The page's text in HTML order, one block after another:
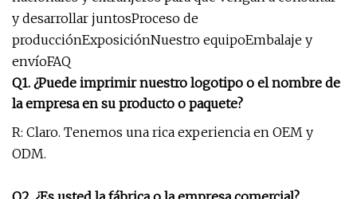
y desarrollar juntosProceso de
producciónExposiciónNuestro equipoEmbalaje y
envíoFAQ
Q1. ¿Puede imprimir nuestro logotipo o el nombre de
la empresa en su producto o paquete?
R: Claro. Tenemos una rica experiencia en OEM y
ODM.